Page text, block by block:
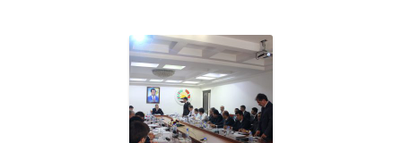
НАЦИОНАЛЬНАЯ ВОДНАЯ ИНФОРМАЦИОННАЯ
СИСТЕМА
ГОСУДАРСТВЕННЫЙ ВОДНЫЙ КАДАСТР
ИНФОРМАЦИОННАЯ СИСТЕМА ПО
ВОДОХОЗЯЙСТВЕННОМУ БАЛАНСУ